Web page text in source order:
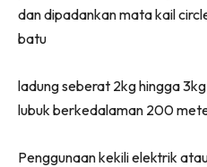
dan dipadankan mata kail
batu
ladung seberat 2kg hingga
lubuk berkedalaman 200
Penggunaan kekili elektrik